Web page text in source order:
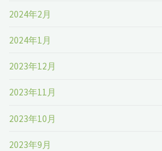
2024年2月
2024年1月
2023年12月
2023年11月
2023年10月
2023年9月